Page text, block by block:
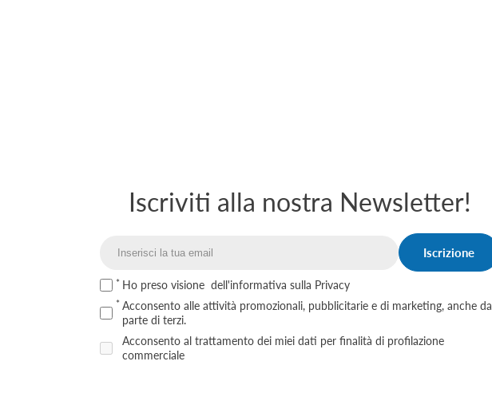
Iscriviti alla nostra Newsletter!
Iscrizione
Ho preso visione dell'informativa sulla Privacy
Acconsento alle attività promozionali, pubblicitarie e di marketing, anche da
parte di terzi.
Acconsento al trattamento dei miei dati per finalità di profilazione
commerciale